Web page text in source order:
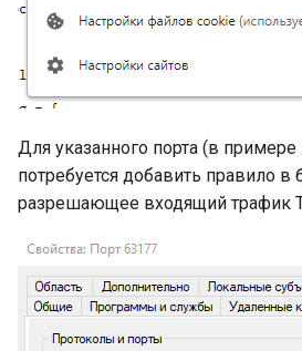
Для указанного порта (в примере
потребуется добавить правило в
разрешающее входящий трафик